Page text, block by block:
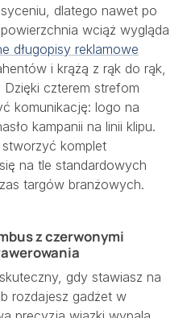
dlatego nawet po
wciąż wygląda
długopisy reklamowe
i krążą z rąk do rąk,
czterem strefom
komunikację: logo na
kampanii na linii klipu.
komplet
na tle standardowych
targów branżowych.
z czerwonymi
gdy stawiasz na
rozdajesz gadżet w